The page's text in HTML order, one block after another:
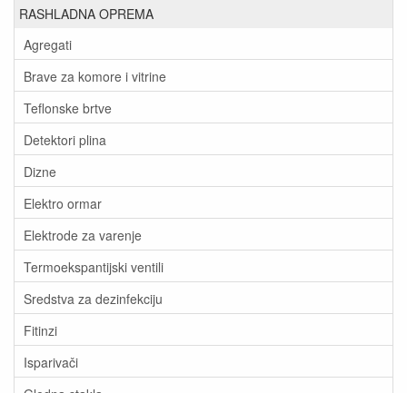
RASHLADNA OPREMA
Agregati
Brave za komore i vitrine
Teflonske brtve
Detektori plina
Dizne
Elektro ormar
Elektrode za varenje
Termoekspantijski ventili
Sredstva za dezinfekciju
Fitinzi
Isparivači